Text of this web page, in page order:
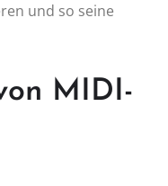
und so seine
MIDI-